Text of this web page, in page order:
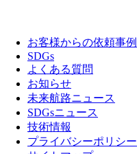
お客様からの依頼事例
SDGs
よくある質問
お知らせ
未来航路ニュース
SDGsニュース
技術情報
プライバシーポリシー